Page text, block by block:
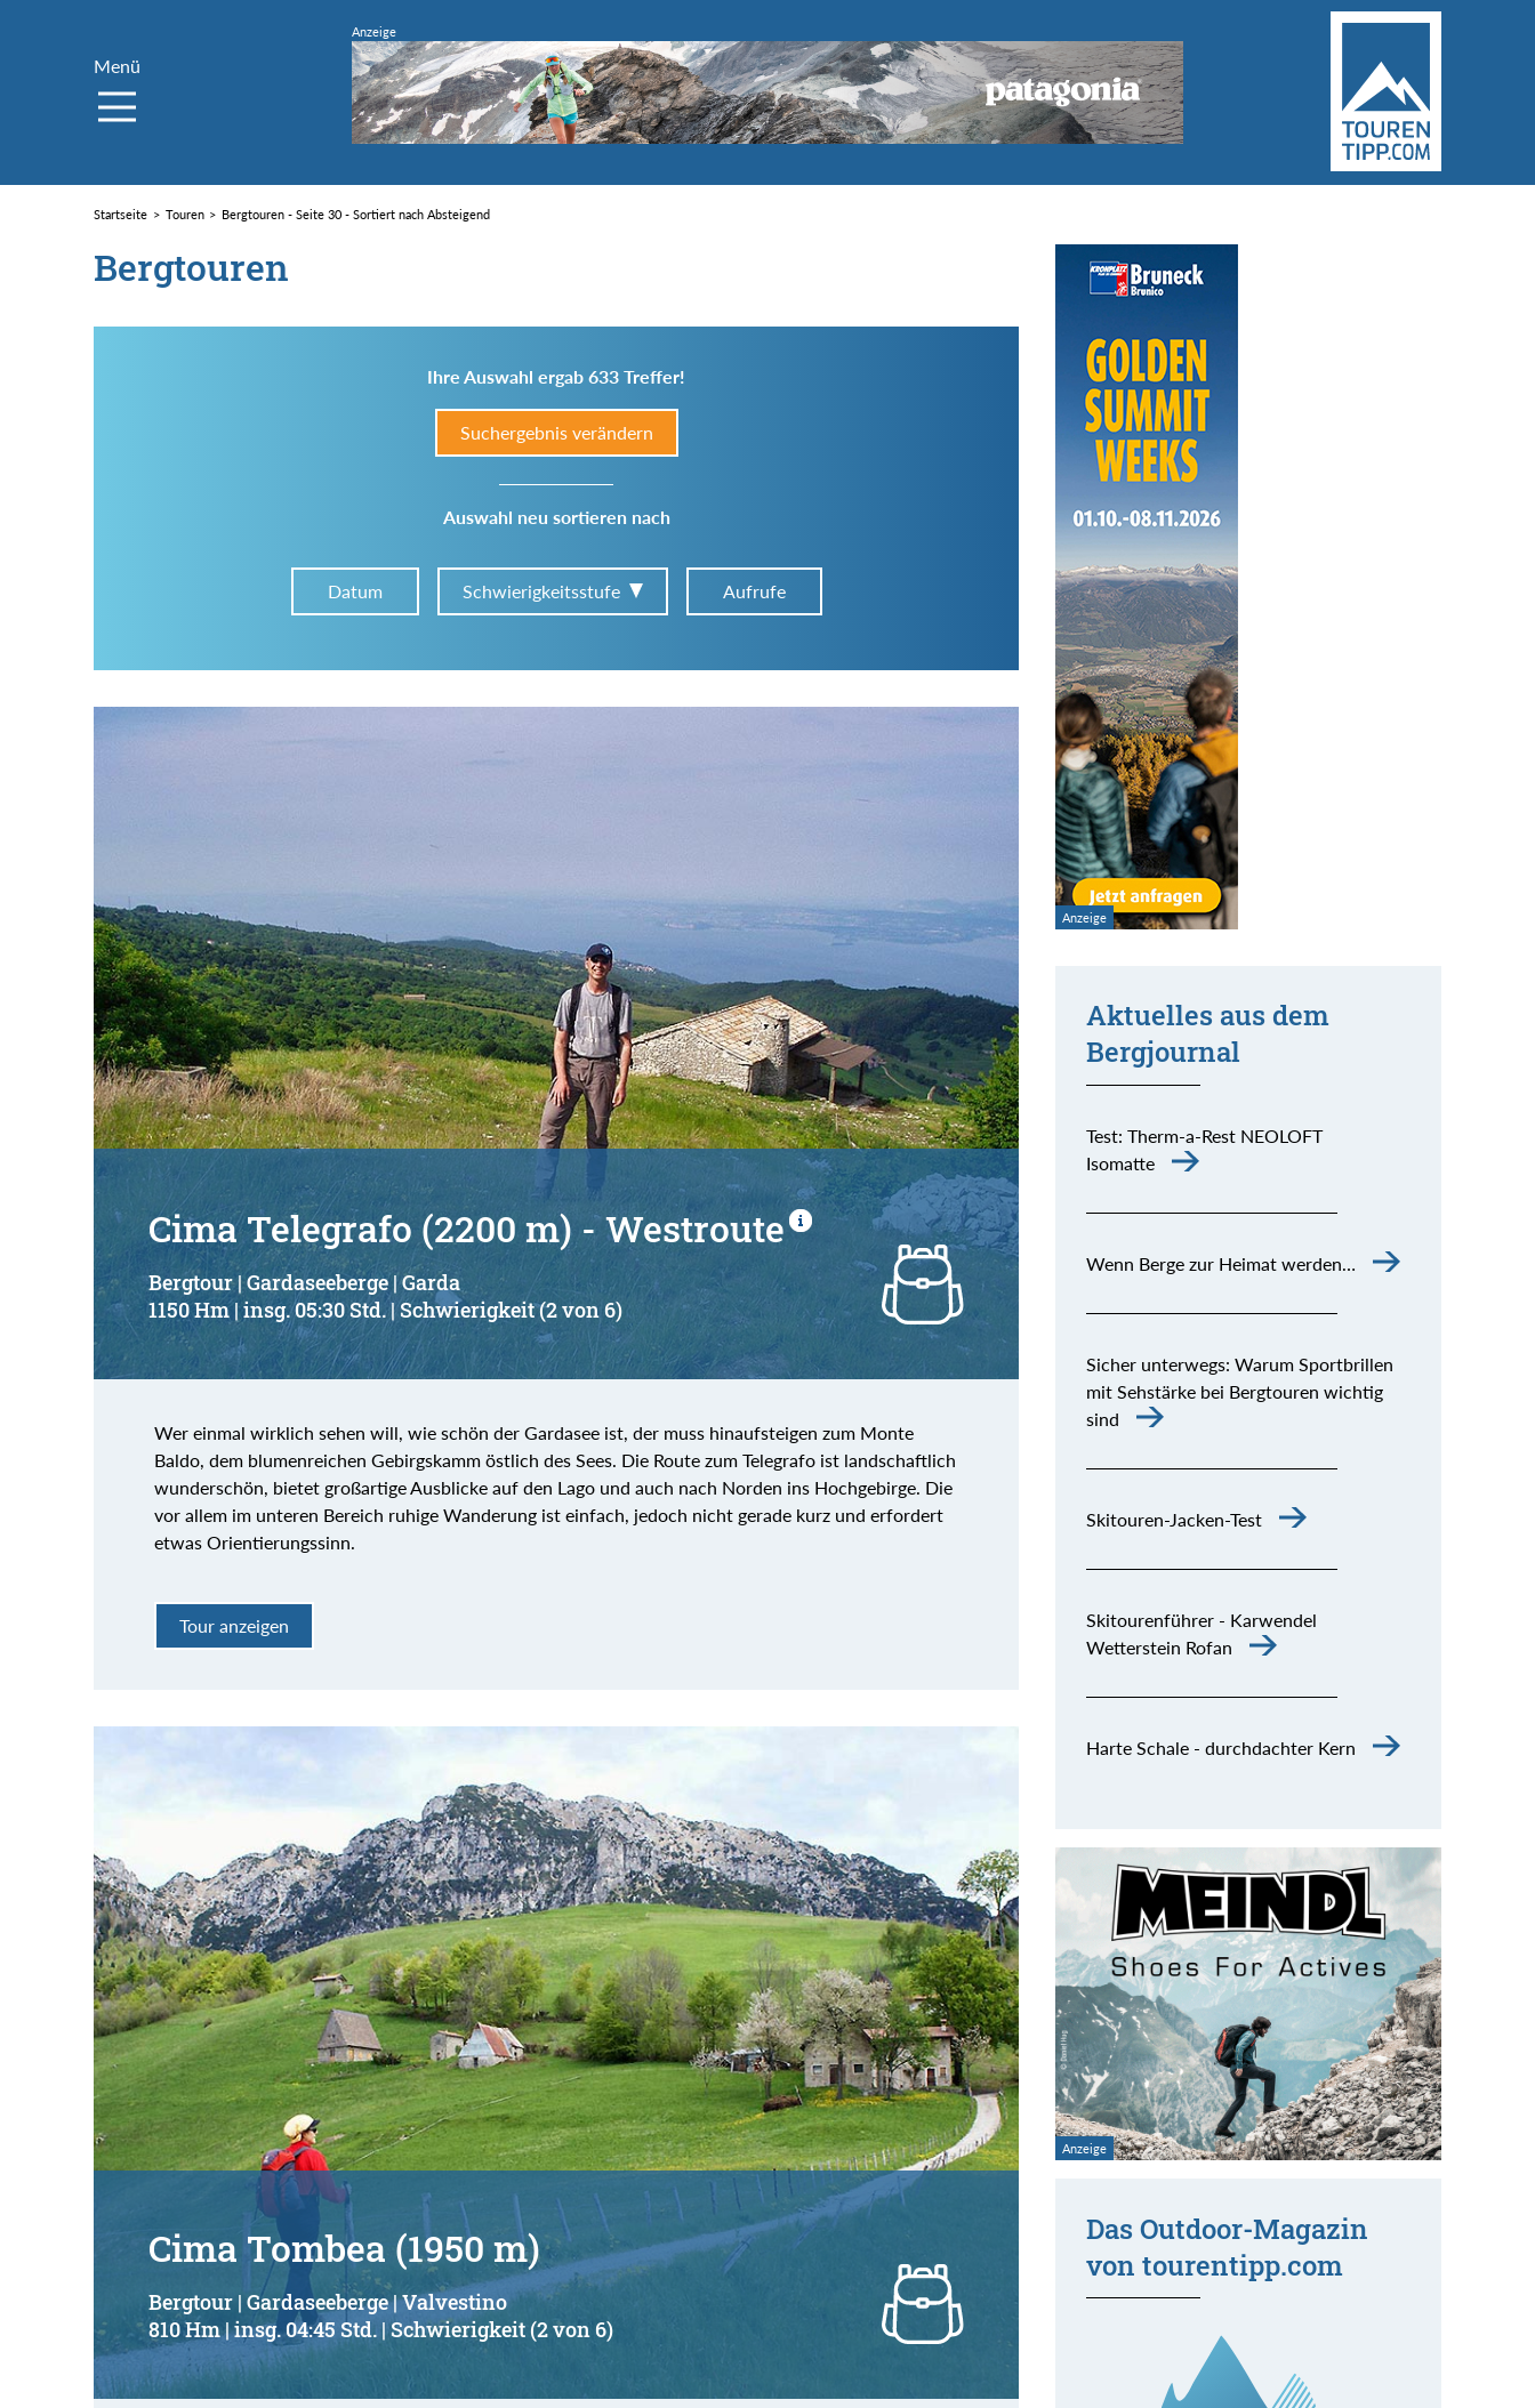
Menü
Startseite Touren Bergtouren - Seite 30 - Sortiert nach Absteigend
Bergtouren
Ihre Auswahl ergab 633 Treffer!
Suchergebnis verändern
Auswahl neu sortieren nach
Datum Schwierigkeitsstufe Aufrufe
Gebirge:
Schwierigkeitsgrad:
von
Kondition (Tourdauer):
von
bis
Suchbegriff:
Cima Telegrafo (2200 m) - Westroute
Bergtour | Gardaseeberge | Garda
1150 Hm | insg. 05:30 Std. | Schwierigkeit (2 von 6)
Wer einmal wirklich sehen will, wie schön der Gardasee ist, der muss hinaufsteigen zum Monte
Baldo, dem blumenreichen Gebirgskamm östlich des Sees. Die Route zum Telegrafo ist landschaftlich
wunderschön, bietet großartige Ausblicke auf den Lago und auch nach Norden ins Hochgebirge. Die
vor allem im unteren Bereich ruhige Wanderung ist einfach, jedoch nicht gerade kurz und erfordert
etwas Orientierungssinn.
Tour anzeigen
Cima Tombea (1950 m)
Bergtour | Gardaseeberge | Valvestino
810 Hm | insg. 04:45 Std. | Schwierigkeit (2 von 6)
Aktuelles aus dem
Bergjournal
Test: Therm-a-Rest NEOLOFT
Isomatte
Wenn Berge zur Heimat werden…
Sicher unterwegs: Warum Sportbrillen
mit Sehstärke bei Bergtouren wichtig
sind
Skitouren-Jacken-Test
Skitourenführer - Karwendel
Wetterstein Rofan
Harte Schale - durchdachter Kern
Das Outdoor-Magazin
von tourentipp.com